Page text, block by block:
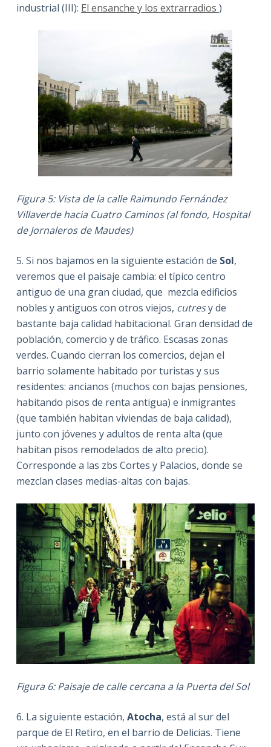
industrial (III): El ensanche y los extrarradios )
Figura 5: Vista de la calle Raimundo Fernández
Villaverde hacia Cuatro Caminos (al fondo, Hospital
de Jornaleros de Maudes)
5. Si nos bajamos en la siguiente estación de Sol,
veremos que el paisaje cambia: el típico centro
antiguo de una gran ciudad, que mezcla edificios
nobles y antiguos con otros viejos, cutresy de
bastante baja calidad habitacional. Gran densidad de
población, comercio y de tráfico. Escasas zonas
verdes. Cuando cierran los comercios, dejan el
barrio solamente habitado por turistas y sus
residentes: ancianos (muchos con bajas pensiones,
habitando pisos de renta antigua) e inmigrantes
(que también habitan viviendas de baja calidad),
junto con jóvenes y adultos de renta alta (que
habitan pisos remodelados de alto precio).
Corresponde a las zbs Cortes y Palacios, donde se
mezclan clases medias-altas con bajas.
Figura 6: Paisaje de calle cercana a la Puerta del Sol
6. La siguiente estación, Atocha, está al sur del
parque de El Retiro, en el barrio de Delicias. Tiene